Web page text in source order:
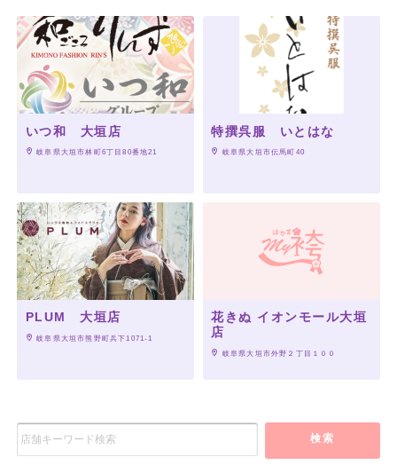
いつ和 大垣店
岐阜県大垣市林町6丁目80番地21
特撰呉服 いとはな
岐阜県大垣市伝馬町40
PLUM 大垣店
岐阜県大垣市熊野町兵下1071-1
花きぬ イオンモール大垣
店
岐阜県大垣市外野２丁目１００
検索